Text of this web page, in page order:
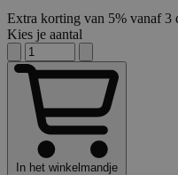
Extra korting van 5% vanaf 3
Kies je aantal
In het winkelmandje